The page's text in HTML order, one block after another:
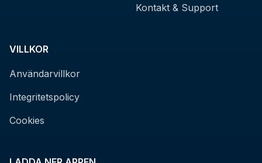
Kontakt & Support
VILLKOR
Användarvillkor
Integritetspolicy
Cookies